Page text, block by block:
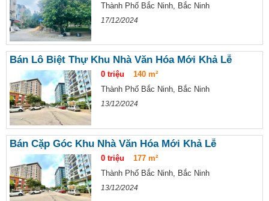
Thành Phố Bắc Ninh, Bắc Ninh
17/12/2024
Bán Lô Biệt Thự Khu Nhà Văn Hóa Mới Khả Lễ
0 triệu
140 m²
Thành Phố Bắc Ninh, Bắc Ninh
13/12/2024
Bán Cặp Góc Khu Nhà Văn Hóa Mới Khả Lễ
0 triệu
177 m²
Thành Phố Bắc Ninh, Bắc Ninh
13/12/2024